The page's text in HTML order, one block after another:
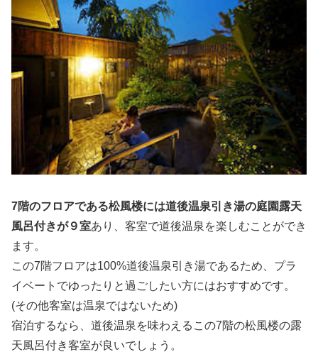
7階のフロアである松風楼には道後温泉引き湯の庭園露天
風呂付きが９室あり、客室で道後温泉を楽しむことができ
ます。
この7階フロアは100%道後温泉引き湯であるため、プラ
イベートでゆったりと過ごしたい方にはおすすめです。
(その他客室は温泉ではないため)
宿泊するなら、道後温泉を味わえるこの7階の松風楼の露
天風呂付き客室が良いでしょう。